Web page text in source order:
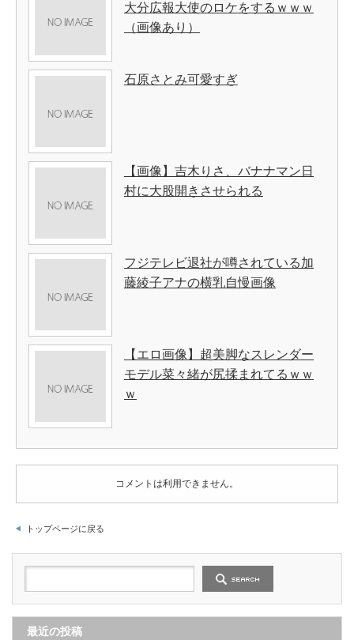
大分広報大使のロケをするｗｗｗ
（画像あり）
石原さとみ可愛すぎ
【画像】吉木りさ、バナナマン日
村に大股開きさせられる
フジテレビ退社が噂されている加
藤綾子アナの横乳自慢画像
【エロ画像】超美脚なスレンダー
モデル菜々緒が尻揉まれてるｗｗ
ｗ
コメントは利用できません。
トップページに戻る
最近の投稿